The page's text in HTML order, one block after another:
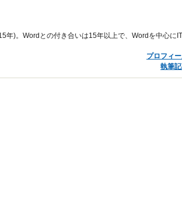
年)。Wordとの付き合いは15年以上で、Wordを中心に
プロフィ
執筆